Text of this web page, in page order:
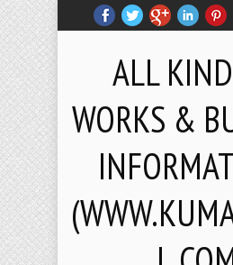
ALL
WORKS &